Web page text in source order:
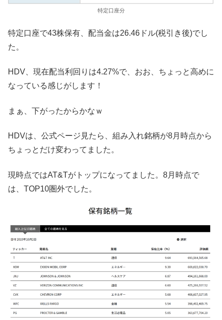
特定口座分
特定口座で43株保有、配当金は26.46ドル(税引き後)でし
た。
HDV、現在配当利回りは4.27%で、おお、ちょっと高めに
なっている感じがします！
まぁ、下がったからかなｗ
HDVは、公式ページ見たら、組み入れ銘柄が8月時点から
ちょっとだけ変わってました。
現時点ではAT&Tがトップになってました。8月時点で
は、TOP10圏外でした。